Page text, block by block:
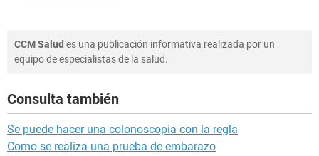
CCM Salud es una publicación informativa realizada por un
equipo de especialistas de la salud.
Consulta también
Se puede hacer una colonoscopia con la regla
Como se realiza una prueba de embarazo